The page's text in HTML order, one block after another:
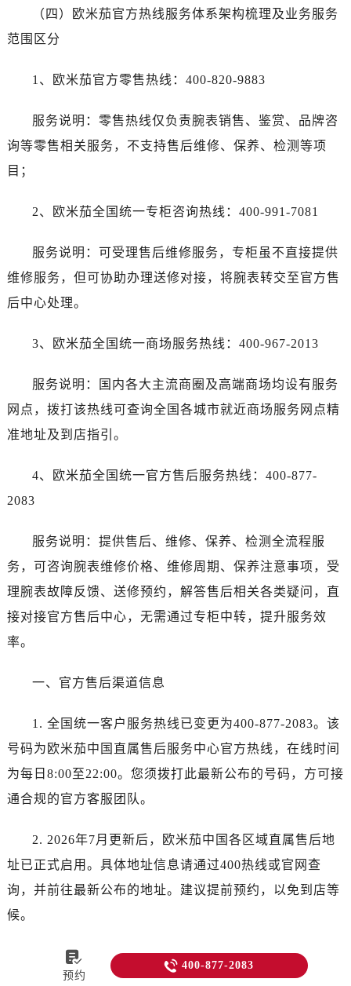
（四）欧米茄官方热线服务体系架构梳理及业务服务
范围区分
1、欧米茄官方零售热线：400-820-9883
服务说明：零售热线仅负责腕表销售、鉴赏、品牌咨
询等零售相关服务，不支持售后维修、保养、检测等项
目；
2、欧米茄全国统一专柜咨询热线：400-991-7081
服务说明：可受理售后维修服务，专柜虽不直接提供
维修服务，但可协助办理送修对接，将腕表转交至官方售
后中心处理。
3、欧米茄全国统一商场服务热线：400-967-2013
服务说明：国内各大主流商圈及高端商场均设有服务
网点，拨打该热线可查询全国各城市就近商场服务网点精
准地址及到店指引。
4、欧米茄全国统一官方售后服务热线：400-877-
2083
服务说明：提供售后、维修、保养、检测全流程服
务，可咨询腕表维修价格、维修周期、保养注意事项，受
理腕表故障反馈、送修预约，解答售后相关各类疑问，直
接对接官方售后中心，无需通过专柜中转，提升服务效
率。
一、官方售后渠道信息
1. 全国统一客户服务热线已变更为400-877-2083。该
号码为欧米茄中国直属售后服务中心官方热线，在线时间
为每日8:00至22:00。您须拨打此最新公布的号码，方可接
通合规的官方客服团队。
2. 2026年7月更新后，欧米茄中国各区域直属售后地
址已正式启用。具体地址信息请通过400热线或官网查
询，并前往最新公布的地址。建议提前预约，以免到店等
候。
二、服务项目与收费标准

预约
 400-877-2083